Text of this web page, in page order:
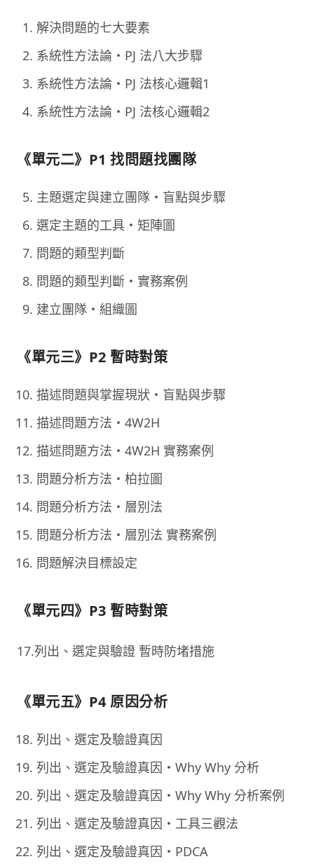
解決問題的七大要素
系統性方法論・PJ 法八大步驟
系統性方法論・PJ 法核心邏輯1
系統性方法論・PJ 法核心邏輯2
《單元二》P1 找問題找團隊
主題選定與建立團隊・盲點與步驟
選定主題的工具・矩陣圖
問題的類型判斷
問題的類型判斷・實務案例
建立團隊・組織圖
《單元三》P2 暫時對策
描述問題與掌握現狀・盲點與步驟
描述問題方法・4W2H
描述問題方法・4W2H 實務案例
問題分析方法・柏拉圖
問題分析方法・層別法
問題分析方法・層別法 實務案例
問題解決目標設定
《單元四》P3 暫時對策
17.列出、選定與驗證 暫時防堵措施
《單元五》P4 原因分析
列出、選定及驗證真因
列出、選定及驗證真因・Why Why 分析
列出、選定及驗證真因・Why Why 分析案例
列出、選定及驗證真因・工具三觀法
列出、選定及驗證真因・PDCA